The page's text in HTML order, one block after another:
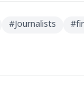
#Journalists #